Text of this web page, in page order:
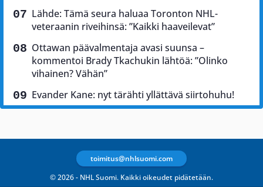
Lähde: Tämä seura haluaa Toronton NHL-
veteraanin riveihinsä: ”Kaikki haaveilevat”
Ottawan päävalmentaja avasi suunsa –
kommentoi Brady Tkachukin lähtöä: ”Olinko
vihainen? Vähän”
Evander Kane: nyt tärähti yllättävä siirtohuhu!
© 2026 - NHL Suomi. Kaikki oikeudet pidätetään.
toimitus@nhlsuomi.com